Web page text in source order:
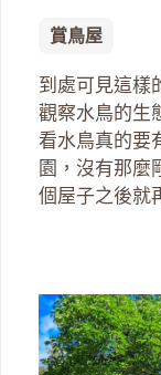
賞鳥屋
到處可見這樣
觀察水鳥的生
看水鳥真的要
園，沒有那麼
個屋子之後就